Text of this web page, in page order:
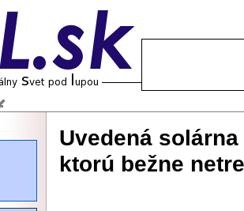
Uvedená
ktorú bežne